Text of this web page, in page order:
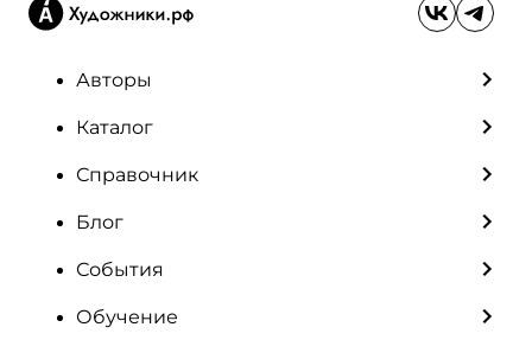
Авторы
Каталог
Справочник
Блог
События
Обучение